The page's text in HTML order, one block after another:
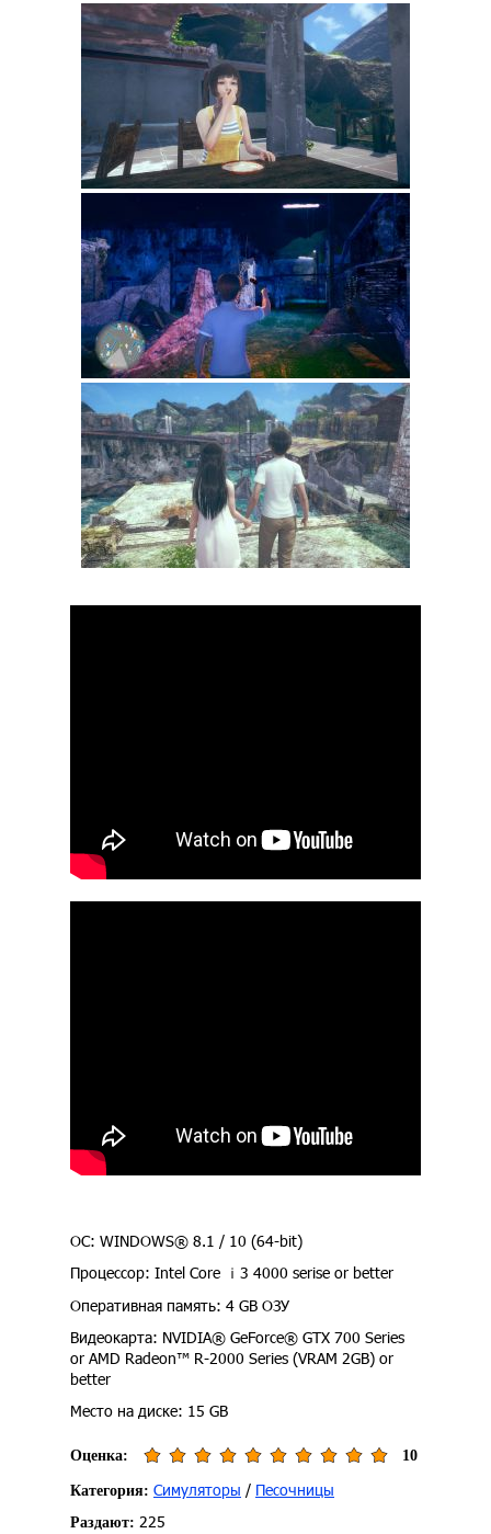
ОС: WINDOWS® 8.1 / 10 (64-bit)
Процессор: Intel Core ｉ3 4000 serise or better
Оперативная память: 4 GB ОЗУ
Видеокарта: NVIDIA® GeForce® GTX 700 Series
or AMD Radeon™ R-2000 Series (VRAM 2GB) or
better
Место на диске: 15 GB
Оценка: 10
Категория: Симуляторы / Песочницы
Раздают: 225